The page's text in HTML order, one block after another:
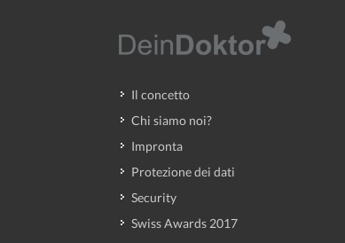
Il concetto
Chi siamo noi?
Impronta
Protezione dei dati
Security
Swiss Awards 2017